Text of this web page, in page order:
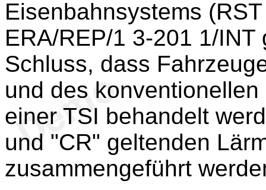
Eisenbahnsystems
ERA/REP/1 3-201 1/
Schluss, dass
und des
einer TSI behandelt
und "CR" geltenden
zusammengeführt